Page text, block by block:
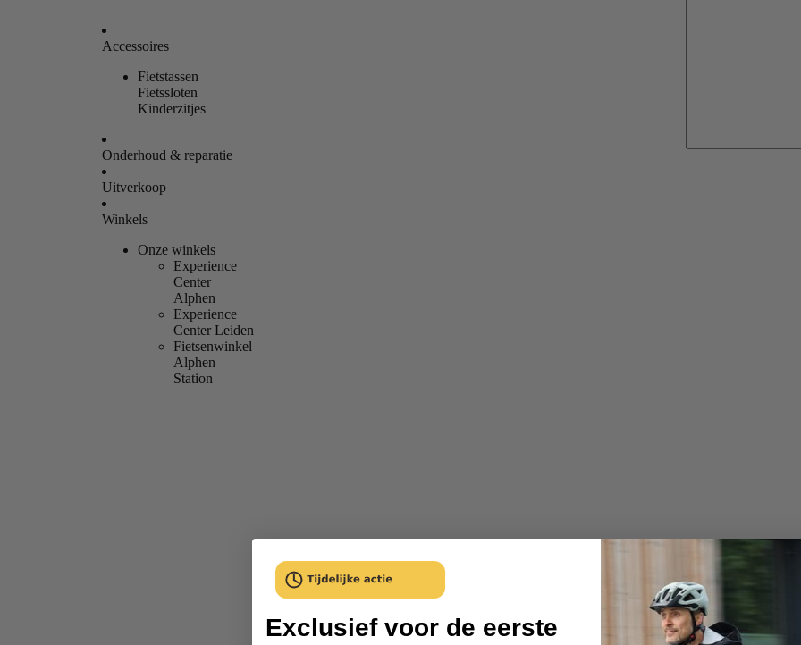
Accessoires
Fietstassen
Fietssloten
Kinderzitjes
Onderhoud & reparatie
Uitverkoop
Winkels
Onze winkels
Experience
Center
Alphen
Experience
Center Leiden
Fietsenwinkel
Alphen
Station
Exclusief voor de eerste